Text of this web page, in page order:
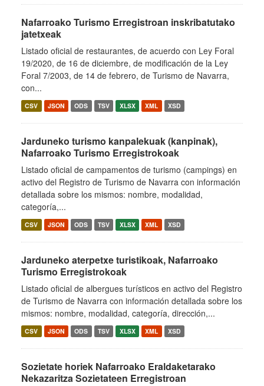
Nafarroako Turismo Erregistroan inskribatutako
jatetxeak
Listado oficial de restaurantes, de acuerdo con Ley Foral
19/2020, de 16 de diciembre, de modificación de la Ley
Foral 7/2003, de 14 de febrero, de Turismo de Navarra,
con...
CSV JSON ODS TSV XLSX XML XSD
Jarduneko turismo kanpalekuak (kanpinak),
Nafarroako Turismo Erregistrokoak
Listado oficial de campamentos de turismo (campings) en
activo del Registro de Turismo de Navarra con información
detallada sobre los mismos: nombre, modalidad,
categoría,...
CSV JSON ODS TSV XLSX XML XSD
Jarduneko aterpetxe turistikoak, Nafarroako
Turismo Erregistrokoak
Listado oficial de albergues turísticos en activo del Registro
de Turismo de Navarra con información detallada sobre los
mismos: nombre, modalidad, categoría, dirección,...
CSV JSON ODS TSV XLSX XML XSD
Sozietate horiek Nafarroako Eraldaketarako
Nekazaritza Sozietateen Erregistroan